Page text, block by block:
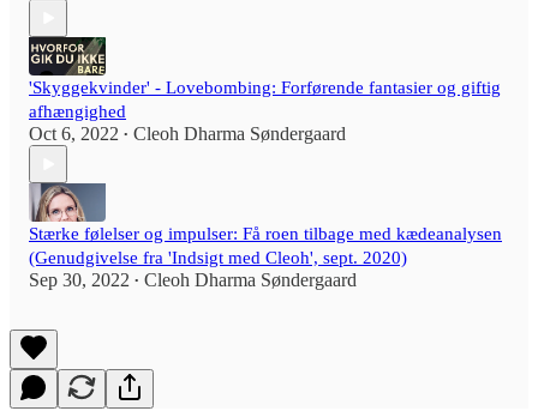
'Skyggekvinder' - Lovebombing: Forførende fantasier og giftig
afhængighed
Oct 6, 2022 • Cleoh Dharma Søndergaard
Stærke følelser og impulser: Få roen tilbage med kædeanalysen
(Genudgivelse fra 'Indsigt med Cleoh', sept. 2020)
Sep 30, 2022 • Cleoh Dharma Søndergaard